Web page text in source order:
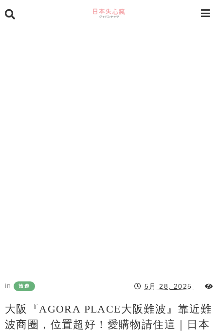
in 旅遊 5月 28, 2025
大阪『AGORA PLACE大阪難波』靠近難
波商圈，位置超好！愛購物請住這｜日本